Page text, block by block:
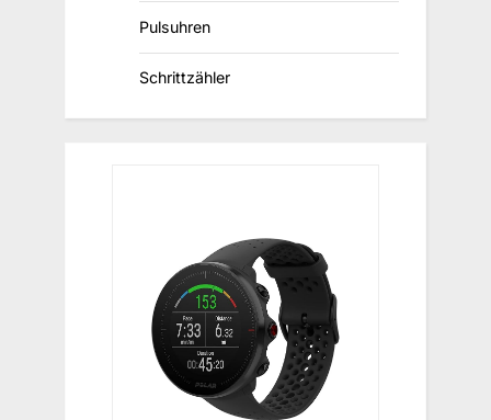
Pulsuhren
Schrittzähler